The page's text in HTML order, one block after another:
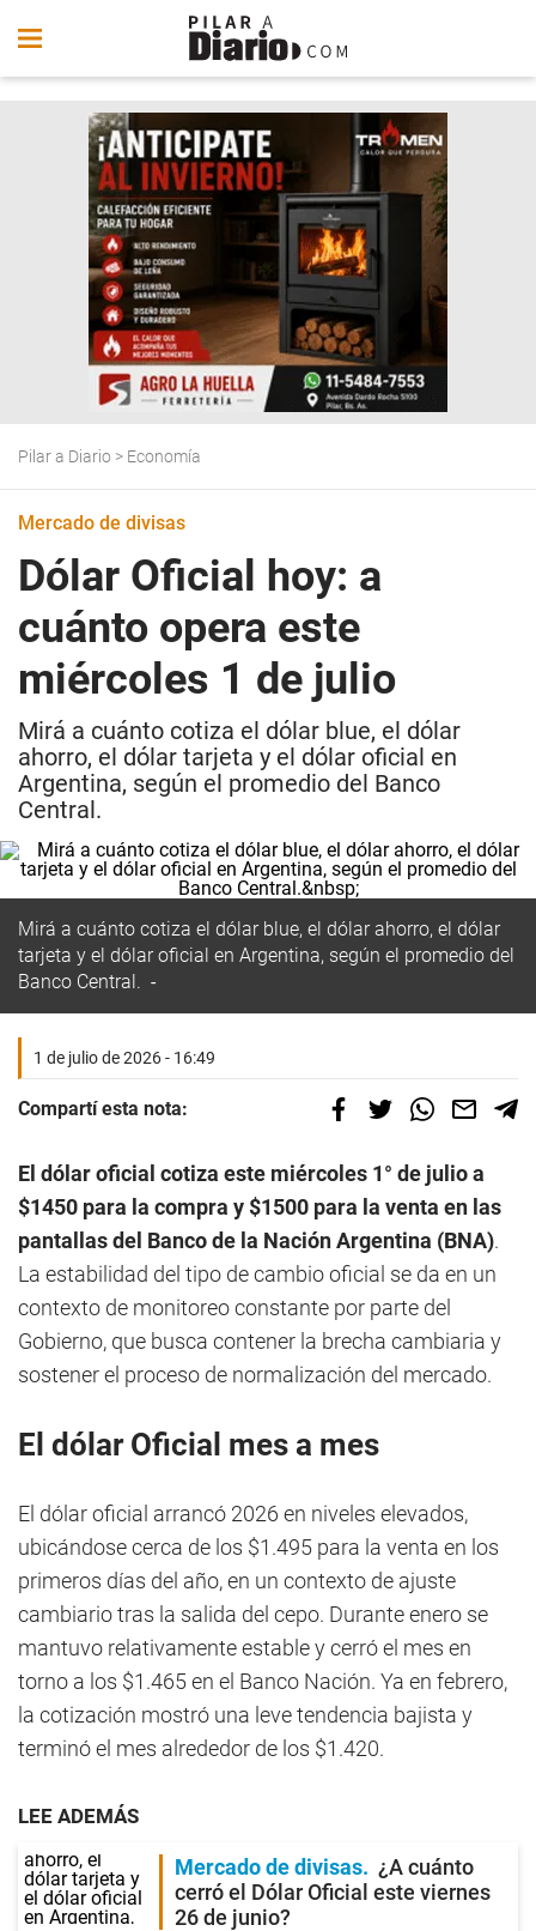
Pilar a Diario > Economía
Mercado de divisas
Dólar Oficial hoy: a
cuánto opera este
miércoles 1 de julio
Mirá a cuánto cotiza el dólar blue, el dólar
ahorro, el dólar tarjeta y el dólar oficial en
Argentina, según el promedio del Banco
Central.
Mirá a cuánto cotiza el dólar blue, el dólar ahorro, el dólar
tarjeta y el dólar oficial en Argentina, según el promedio del
Banco Central.
1 de julio de 2026 - 16:49
Compartí esta nota:
El dólar oficial cotiza este miércoles 1° de julio a
$1450 para la compra y $1500 para la venta en las
pantallas del Banco de la Nación Argentina (BNA).
La estabilidad del tipo de cambio oficial se da en un
contexto de monitoreo constante por parte del
Gobierno, que busca contener la brecha cambiaria y
sostener el proceso de normalización del mercado.
El dólar Oficial mes a mes
El dólar oficial arrancó 2026 en niveles elevados,
ubicándose cerca de los $1.495 para la venta en los
primeros días del año, en un contexto de ajuste
cambiario tras la salida del cepo. Durante enero se
mantuvo relativamente estable y cerró el mes en
torno a los $1.465 en el Banco Nación. Ya en febrero,
la cotización mostró una leve tendencia bajista y
terminó el mes alrededor de los $1.420.
LEE ADEMÁS
Mercado de divisas
¿A cuánto
cerró el Dólar Oficial este viernes
26 de junio?